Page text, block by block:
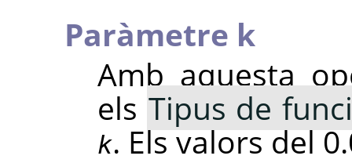
Paràmetre k
Amb aquesta
els Tipus de
k. Els valors del